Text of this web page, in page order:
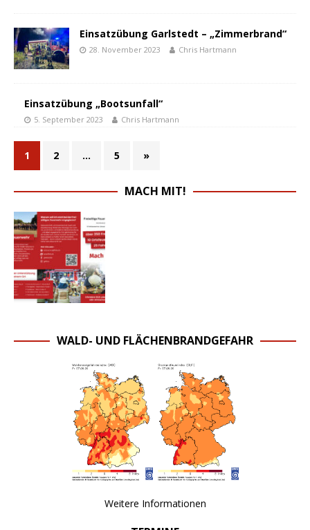
Einsatzübung Garlstedt – „Zimmerbrand“
28. November 2023 Chris Hartmann
Einsatzübung „Bootsunfall“
5. September 2023 Chris Hartmann
1 2 … 5 »
MACH MIT!
WALD- UND FLÄCHENBRANDGEFAHR
Weitere Informationen